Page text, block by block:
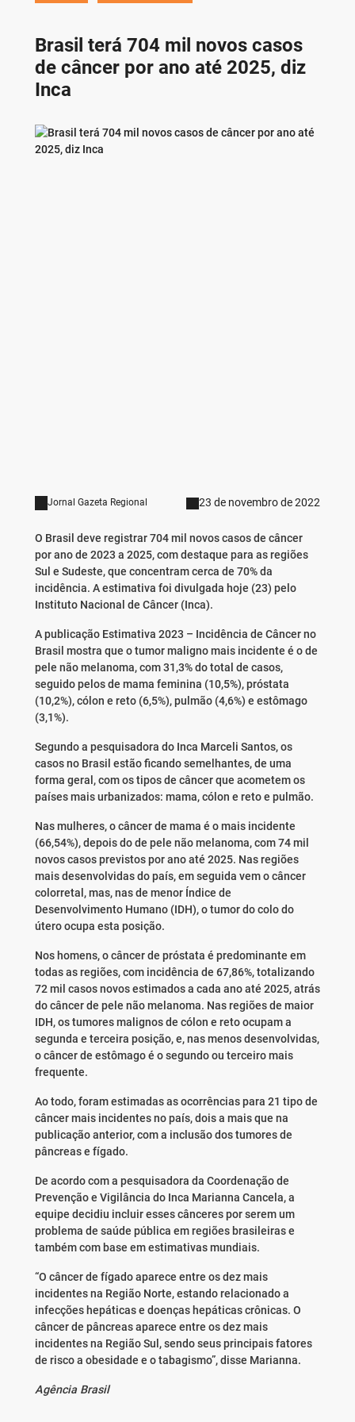
Brasil terá 704 mil novos casos
de câncer por ano até 2025, diz
Inca
Jornal Gazeta Regional 23 de novembro de 2022
O Brasil deve registrar 704 mil novos casos de câncer
por ano de 2023 a 2025, com destaque para as regiões
Sul e Sudeste, que concentram cerca de 70% da
incidência. A estimativa foi divulgada hoje (23) pelo
Instituto Nacional de Câncer (Inca).
A publicação Estimativa 2023 – Incidência de Câncer no
Brasil mostra que o tumor maligno mais incidente é o de
pele não melanoma, com 31,3% do total de casos,
seguido pelos de mama feminina (10,5%), próstata
(10,2%), cólon e reto (6,5%), pulmão (4,6%) e estômago
(3,1%).
Segundo a pesquisadora do Inca Marceli Santos, os
casos no Brasil estão ficando semelhantes, de uma
forma geral, com os tipos de câncer que acometem os
países mais urbanizados: mama, cólon e reto e pulmão.
Nas mulheres, o câncer de mama é o mais incidente
(66,54%), depois do de pele não melanoma, com 74 mil
novos casos previstos por ano até 2025. Nas regiões
mais desenvolvidas do país, em seguida vem o câncer
colorretal, mas, nas de menor Índice de
Desenvolvimento Humano (IDH), o tumor do colo do
útero ocupa esta posição.
Nos homens, o câncer de próstata é predominante em
todas as regiões, com incidência de 67,86%, totalizando
72 mil casos novos estimados a cada ano até 2025, atrás
do câncer de pele não melanoma. Nas regiões de maior
IDH, os tumores malignos de cólon e reto ocupam a
segunda e terceira posição, e, nas menos desenvolvidas,
o câncer de estômago é o segundo ou terceiro mais
frequente.
Ao todo, foram estimadas as ocorrências para 21 tipo de
câncer mais incidentes no país, dois a mais que na
publicação anterior, com a inclusão dos tumores de
pâncreas e fígado.
De acordo com a pesquisadora da Coordenação de
Prevenção e Vigilância do Inca Marianna Cancela, a
equipe decidiu incluir esses cânceres por serem um
problema de saúde pública em regiões brasileiras e
também com base em estimativas mundiais.
“O câncer de fígado aparece entre os dez mais
incidentes na Região Norte, estando relacionado a
infecções hepáticas e doenças hepáticas crônicas. O
câncer de pâncreas aparece entre os dez mais
incidentes na Região Sul, sendo seus principais fatores
de risco a obesidade e o tabagismo”, disse Marianna.
Agência Brasil